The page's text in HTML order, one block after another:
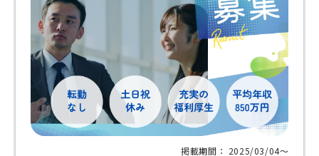
掲載期間： 2025/03/04〜